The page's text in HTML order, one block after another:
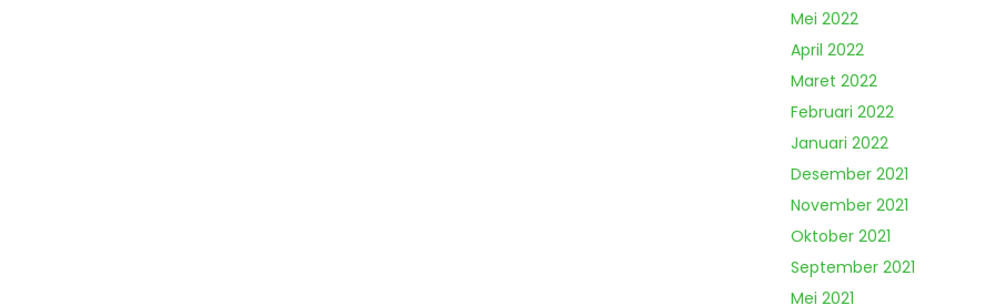
Mei 2022
April 2022
Maret 2022
Februari 2022
Januari 2022
Desember 2021
November 2021
Oktober 2021
September 2021
Mei 2021